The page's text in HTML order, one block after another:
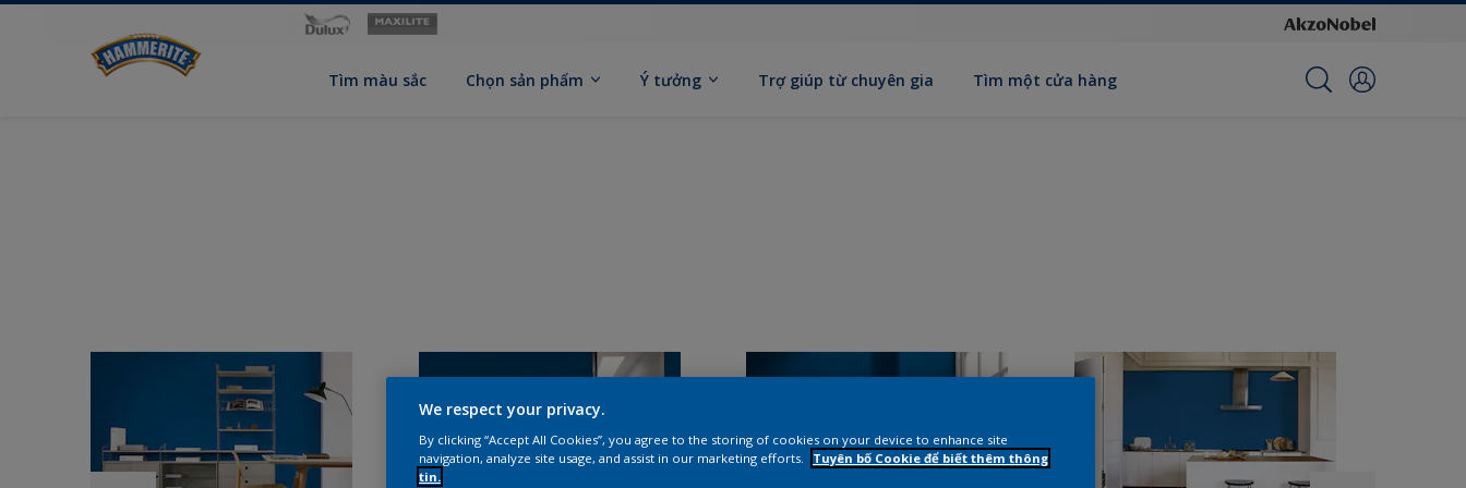
Tìm màu sắc Chọn sản phẩm Ý tưởng Trợ giúp từ chuyên gia Tìm một cửa hàng
We respect your privacy.
By clicking “Accept All Cookies”, you agree to the storing of cookies on your device to enhance site
navigation, analyze site usage, and assist in our marketing efforts.
Tuyên bố Cookie để biết thêm thông
tin.